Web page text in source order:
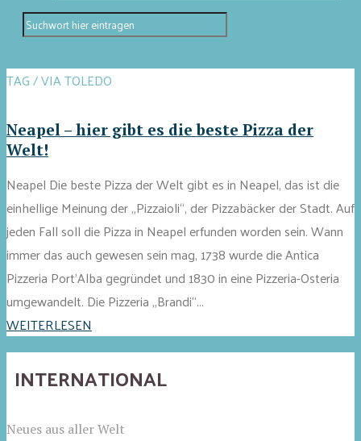
TAG / VIA TOLEDO
Neapel – hier gibt es die beste Pizza der
Welt!
Neapel Die beste Pizza der Welt gibt es in Neapel, das ist die
einhellige Meinung der „Pizzaioli“, der Pizzabäcker der Stadt. Auf
jeden Fall soll die Pizza in Neapel erfunden worden sein. Wann
immer das auch gewesen sein mag, 1738 wurde die Antica
Pizzeria Port’Alba gegründet und 1830 in eine Pizzeria-Osteria
umgewandelt. Die Pizzeria „Brandi“...
WEITERLESEN
INTERNATIONAL
Neues aus aller Welt